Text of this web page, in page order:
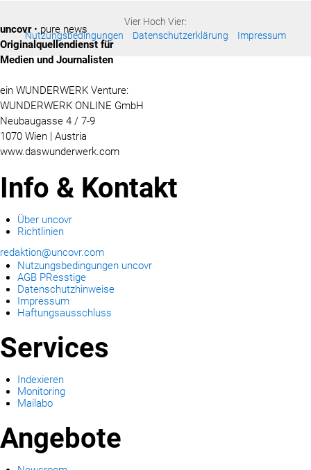
Vier Hoch Vier:
Nutzungsbedingungen
Datenschutzerklärung Impressum
uncovr• pure news
Originalquellendienst für
Medien und Journalisten
ein WUNDERWERK Venture:
WUNDERWERK ONLINE GmbH
Neubaugasse 4 / 7-9
1070 Wien | Austria
www.daswunderwerk.com
Info & Kontakt
Über uncovr
Richtlinien
redaktion@uncovr.com
Nutzungsbedingungen uncovr
AGB PResstige
Datenschutzhinweise
Impressum
Haftungsausschluss
Services
Indexieren
Monitoring
Mailabo
Angebote